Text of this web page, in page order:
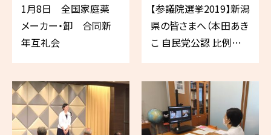
1月8日 全国家庭薬
メーカー・卸 合同新
年互礼会
【参議院選挙2019】新潟
県の皆さまへ（本田あき
こ 自民党公認 比例代